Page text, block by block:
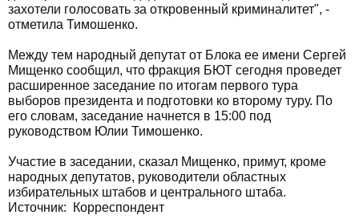
захотели голосовать за откровенный криминалитет", -
отметила Тимошенко.
Между тем народный депутат от Блока ее имени Сергей
Мищенко сообщил, что фракция БЮТ сегодня проведет
расширенное заседание по итогам первого тура
выборов президента и подготовки ко второму туру. По
его словам, заседание начнется в 15:00 под
руководством Юлии Тимошенко.
Участие в заседании, сказал Мищенко, примут, кроме
народных депутатов, руководители областных
избирательных штабов и центрального штаба.
Источник:
Корреспондент